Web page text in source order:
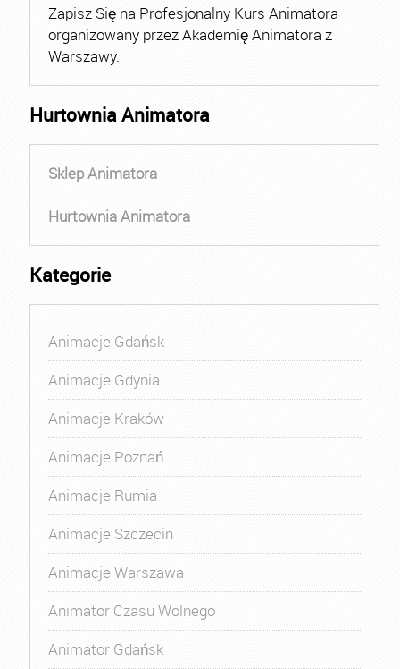
Zapisz Się na Profesjonalny Kurs Animatora
organizowany przez Akademię Animatora z
Warszawy.
Hurtownia Animatora
Sklep Animatora
Hurtownia Animatora
Kategorie
Animacje Gdańsk
Animacje Gdynia
Animacje Kraków
Animacje Poznań
Animacje Rumia
Animacje Szczecin
Animacje Warszawa
Animator Czasu Wolnego
Animator Gdańsk